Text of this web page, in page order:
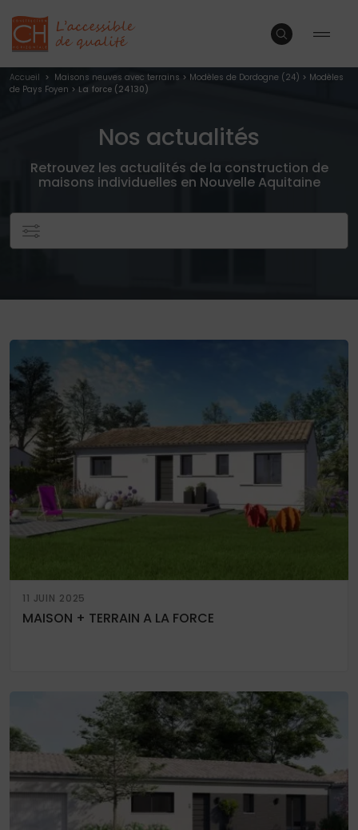
Accueil > Maisons neuves avec terrains > Modèles de Dordogne (24) > Modèles
de Pays Foyen > La force (24130)
Nos actualités
Retrouvez les actualités de la construction de
maisons individuelles en Nouvelle Aquitaine
11 JUIN 2025
MAISON + TERRAIN A LA FORCE